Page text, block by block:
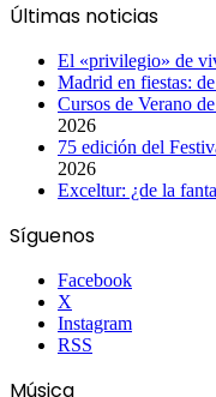
Últimas noticias
El «privilegio» de
Madrid en fiestas:
Cursos de Verano
2026
75 edición del
2026
Exceltur: ¿de la
Síguenos
Facebook
X
Instagram
RSS
Música